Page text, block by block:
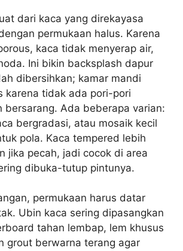
dari kaca yang direkayasa
permukaan halus. Karena
kaca tidak menyerap air,
Ini bikin backsplash dapur
dibersihkan; kamar mandi
karena tidak ada pori-pori
bersarang. Ada beberapa varian:
bergradasi, atau mosaik kecil
pola. Kaca tempered lebih
jika pecah, jadi cocok di area
dibuka-tutup pintunya.
permukaan harus datar
Ubin kaca sering dipasangkan
tahan lembap, lem khusus
grout berwarna terang agar